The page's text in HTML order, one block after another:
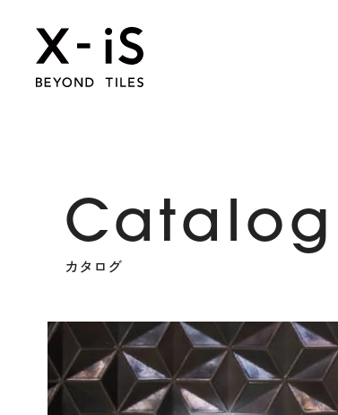
Catalog
カタログ